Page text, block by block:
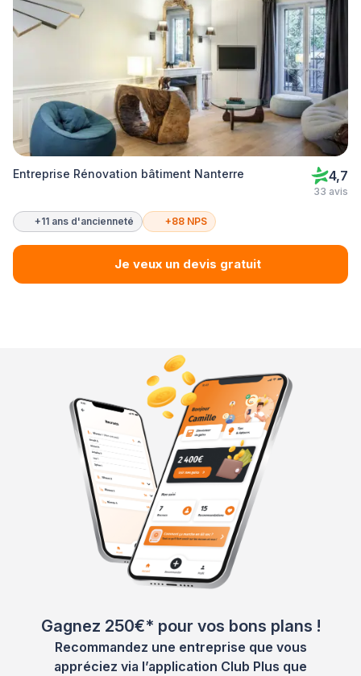
Entreprise Rénovation bâtiment Nanterre 4,7
33 avis
+11 ans d'ancienneté +88 NPS
Je veux un devis gratuit
Gagnez 250€* pour vos bons plans !
Recommandez une entreprise que vous
appréciez via l’application Club Plus que